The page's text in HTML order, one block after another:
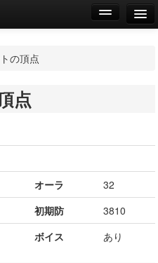
の頂点
点
オーラ
32
初期防
3810
ボイス あり